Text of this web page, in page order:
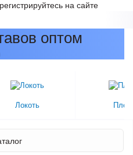
на сайте
оптом
Локоть